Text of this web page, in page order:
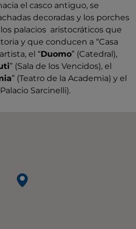
el casco antiguo, se
decoradas y los porches
palacios aristocráticos que
y que conducen a “Casa
el “Duomo” (Catedral),
” (Sala de los Vencidos), el
” (Teatro de la Academia) y el
Sarcinelli).